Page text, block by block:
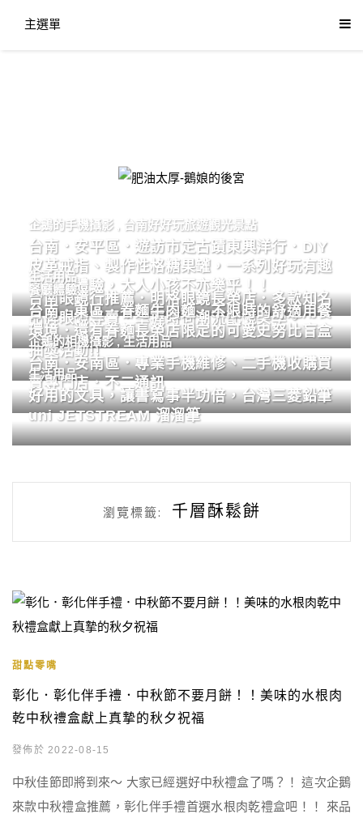
主選單
肥油太厚-鵝娘的後宮
企鵝的手機攝影 台南好好玩旅遊觀光景點
台南．安平區．遊訪市定古蹟東興洋行．DIY
皮革戒指、製作性格糖果罐，一系列好玩有趣
的手作體驗，大人小孩不亦樂乎！！
生活用品
台南眼鏡行推薦．明格眼鏡長榮店．多款知名
品牌眼鏡專賣．掌握時尚潮流配鏡美學。
餐廳體驗
台南．東區．眷麵牛肉麵．不限時的舒適用餐
環境．還有眷麵長榮店限定的可愛史努比盲盒
抽獎活動!!
企鵝的相機攝影,生活用品
台南．安南區．專業手機維修、二手機收購買
賣專門店．不二通訊
生活用品
好用的文具，讓書寫事半功倍，台灣三菱鉛筆
uni JETSTREAM 溜溜筆
瀏覽標籤: 千層酥鬆餅
甜點零嘴
彰化．彰化伴手禮．中秋節不要月餅！！美味的水根肉
乾中秋禮盒獻上真摯的秋夕祝福
發佈於 2022-08-15
中秋佳節即將到來～ 大家已經選好中秋禮盒了嗎？！ 這次企鵝
來款中秋禮盒推薦，彰化伴手禮首選水根肉乾禮盒吧！！ 來品